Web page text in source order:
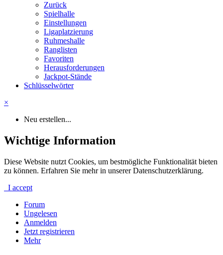
Zurück
Spielhalle
Einstellungen
Ligaplatzierung
Ruhmeshalle
Ranglisten
Favoriten
Herausforderungen
Jackpot-Stände
Schlüsselwörter
×
Neu erstellen...
Wichtige Information
Diese Website nutzt Cookies, um bestmögliche Funktionalität bieten
zu können. Erfahren Sie mehr in unserer Datenschutzerklärung.
I accept
Forum
Ungelesen
Anmelden
Jetzt registrieren
Mehr